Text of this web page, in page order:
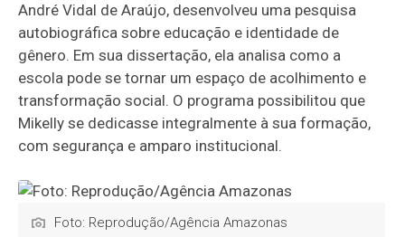
André Vidal de Araújo, desenvolveu uma pesquisa
autobiográfica sobre educação e identidade de
gênero. Em sua dissertação, ela analisa como a
escola pode se tornar um espaço de acolhimento e
transformação social. O programa possibilitou que
Mikelly se dedicasse integralmente à sua formação,
com segurança e amparo institucional.
Foto: Reprodução/Agência Amazonas